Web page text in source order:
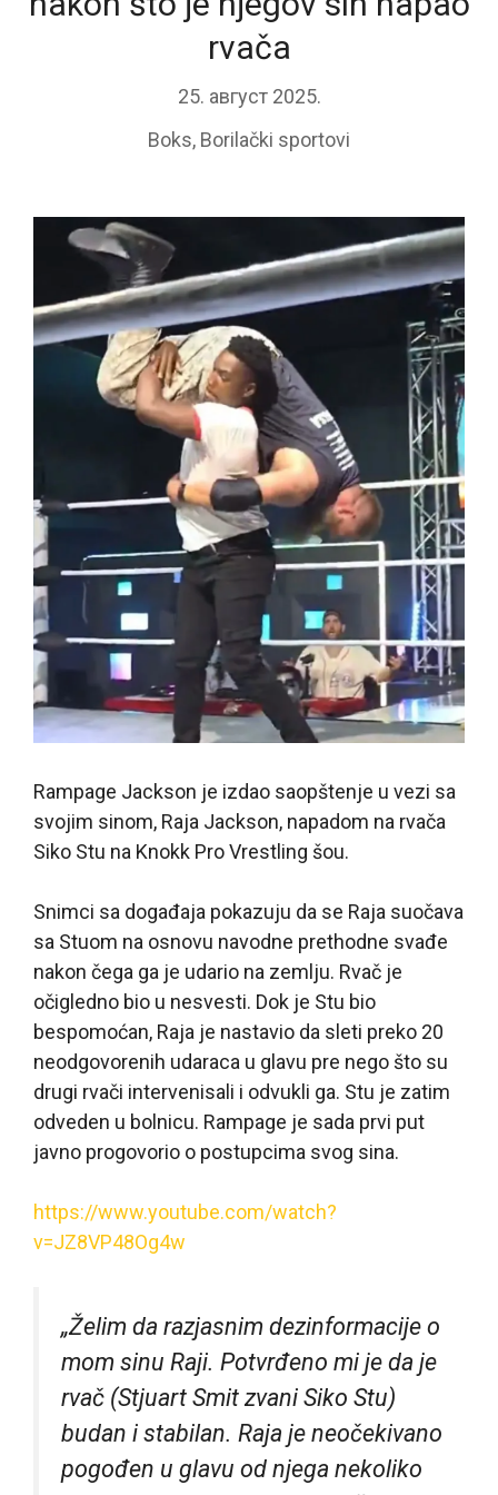
rvača
25. август 2025.
Boks, Borilački sportovi
Rampage Jackson je izdao saopštenje u vezi sa
svojim sinom, Raja Jackson, napadom na rvača
Siko Stu na Knokk Pro Vrestling šou.
Snimci sa događaja pokazuju da se Raja suočava
sa Stuom na osnovu navodne prethodne svađe
nakon čega ga je udario na zemlju. Rvač je
očigledno bio u nesvesti. Dok je Stu bio
bespomoćan, Raja je nastavio da sleti preko 20
neodgovorenih udaraca u glavu pre nego što su
drugi rvači intervenisali i odvukli ga. Stu je zatim
odveden u bolnicu. Rampage je sada prvi put
javno progovorio o postupcima svog sina.
https://www.youtube.com/watch?
v=JZ8VP48Og4w
„Želim da razjasnim dezinformacije o
mom sinu Raji. Potvrđeno mi je da je
rvač (Stjuart Smit zvani Siko Stu)
budan i stabilan. Raja je neočekivano
pogođen u glavu od njega nekoliko